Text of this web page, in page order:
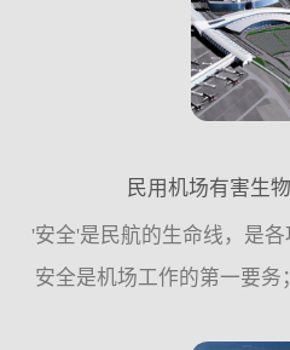
关注度，对
民用机场有害生
'安全'是民航的生命线，是
安全是机场工作的第一要务